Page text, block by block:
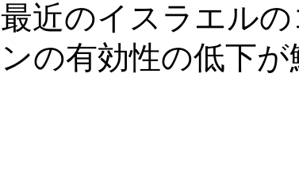
最近のイスラエル
ンの有効性の低下が